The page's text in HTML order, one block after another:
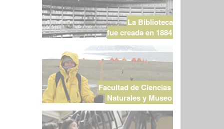
La Biblioteca
fue creada en 1884
Facultad de Ciencias
Naturales y Museo